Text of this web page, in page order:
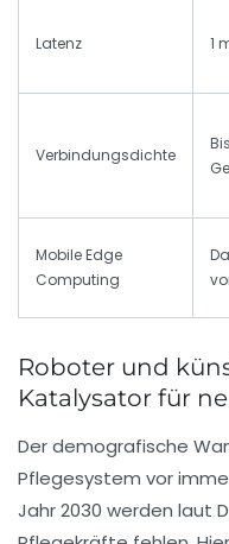
Latenz 1
Verbindungsdichte
Mobile Edge
Computing
Roboter und
Katalysator für
Der demografische
Pflegesystem vor
Jahr 2030 werden laut